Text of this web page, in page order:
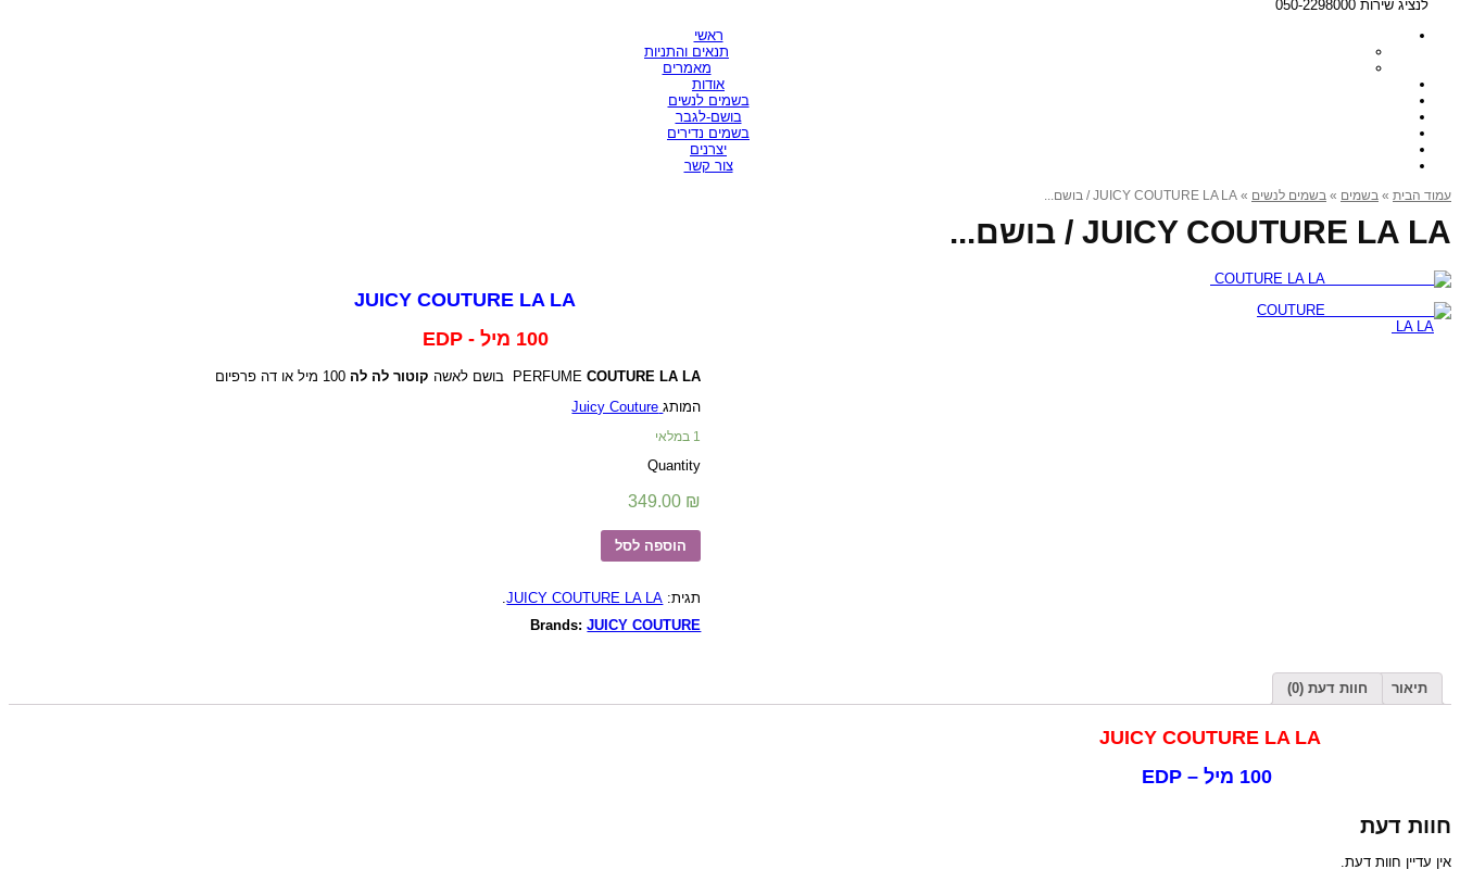
לנציג שירות 050-2298000
ראשי
תנאים והתניות
מאמרים
אודות
בשמים לנשים
בושם-לגבר
בשמים נדירים
יצרנים
צור קשר
עמוד הבית » בשמים » בשמים לנשים » JUICY COUTURE LA LA / בושם...
JUICY COUTURE LA LA / בושם...
PERFUMECOUTURE LA LA בושם לאשה קוטור לה לה
המותגJuicy Couture
1 במלאי
Quantity
349.00 ₪
הוספה לסל
תגית: JUICY COUTURE LA LA
.
Brands:JUICY COUTURE
תיאור חוות דעת (0)
חוות דעת
אין עדיין חוות דעת.